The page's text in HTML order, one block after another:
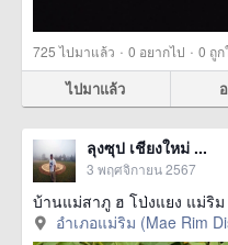
725ไปมาแล้ว · 0 อยากไป · 0 ถูก
ไปมาแล้ว
ลุงซุป เชียงใหม่ ...
3 พฤศจิกายน 2567
บ้านแม่สาภู ฮ โป่งแยง แม่ริม
อำเภอแม่ริม (Mae Rim